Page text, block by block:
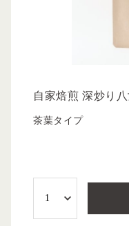
自家焙煎 深炒り
茶葉タイプ